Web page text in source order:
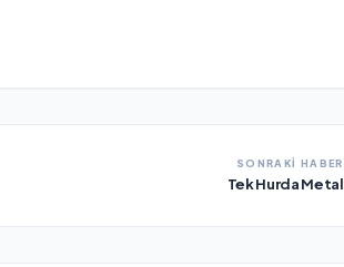
SONRAKİ HABER
Tek Hurda Metal